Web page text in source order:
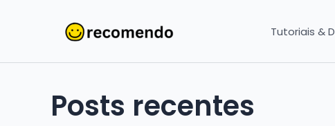
Tutoriais &
Posts recentes